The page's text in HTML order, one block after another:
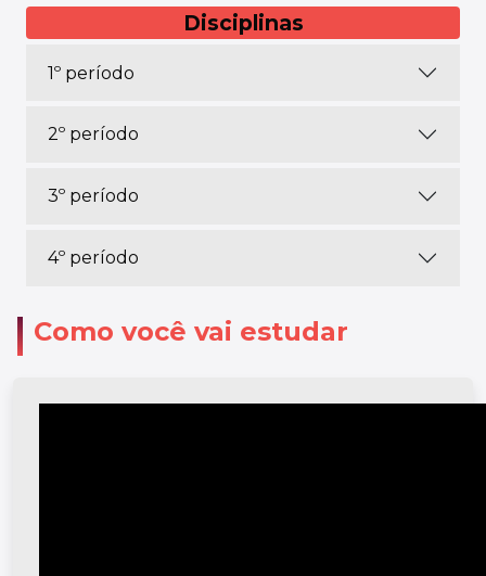
Disciplinas
1º período
2º período
3º período
4º período
Como você vai estudar